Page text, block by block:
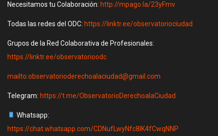
Necesitamos tu Colaboración: http://mpago.la/23yFmv
Todas las redes del ODC: https://linktr.ee/observatoriociudad
Grupos de la Red Colaborativa de Profesionales:
https://linktr.ee/observatorioodc
mailto:observatorioderechoalaciudad@gmail.com
Telegram: https://t.me/ObservatorioDerechoalaCiudad
Whatsapp:
https://chat.whatsapp.com/CDNufLwyNfc8lK4fCwqNNP